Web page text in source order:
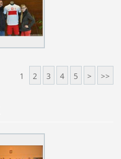
1 2 3 4 5 > >>